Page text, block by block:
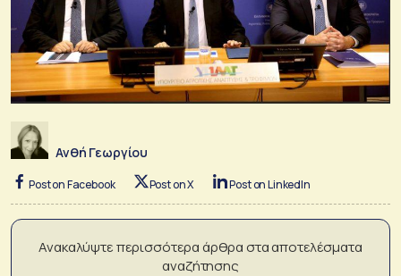
Ανθή Γεωργίου
Post on Facebook Post on X Post on LinkedIn
Ανακαλύψτε περισσότερα άρθρα στα αποτελέσματα
αναζήτησης